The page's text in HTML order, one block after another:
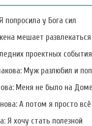
Фото Астамура
Хонелия
попросила у Бога сил
мешает
проектных
Муж разлюбил и
Меня не было на
А потом я просто
Я хочу стать полезной